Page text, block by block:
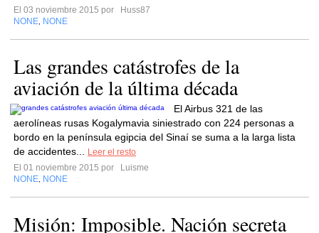
El 03 noviembre 2015 por
Huss87
NONE NONE
Las grandes catástrofes de la
aviación de la última década
El Airbus 321 de las
aerolíneas rusas Kogalymavia siniestrado con 224 personas a
bordo en la península egipcia del Sinaí se suma a la larga lista
de accidentes...
Leer el resto
El 01 noviembre 2015 por
Luisme
NONE NONE
Misión: Imposible. Nación secreta